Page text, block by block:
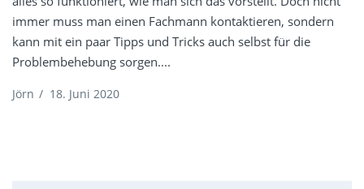
immer muss man einen Fachmann kontaktieren, sondern
kann mit ein paar Tipps und Tricks auch selbst für die
Problembehebung sorgen....
Jörn / 18. Juni 2020